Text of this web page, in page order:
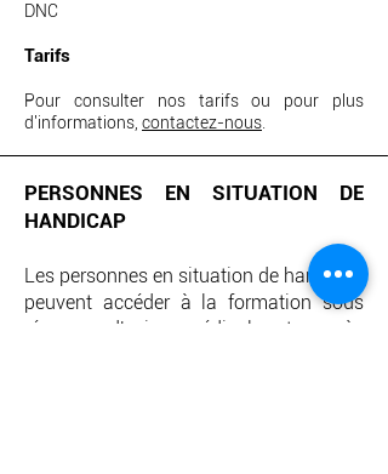
DNC
Tarifs
Pour consulter nos tarifs ou pour plus
d'informations, contactez-nous
PERSONNES EN SITUATION DE
HANDICAP
Les personnes en situation de handicap
peuvent accéder à la formation sous
réserve d'avis médical et après